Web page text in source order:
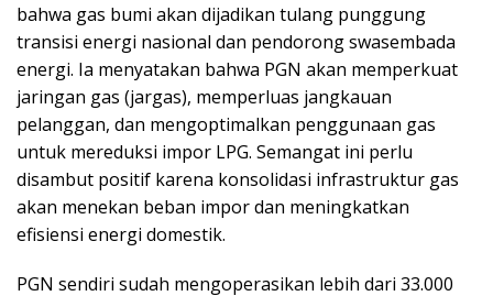
bahwa gas bumi akan dijadikan tulang punggung
transisi energi nasional dan pendorong swasembada
energi. Ia menyatakan bahwa PGN akan memperkuat
jaringan gas (jargas), memperluas jangkauan
pelanggan, dan mengoptimalkan penggunaan gas
untuk mereduksi impor LPG. Semangat ini perlu
disambut positif karena konsolidasi infrastruktur gas
akan menekan beban impor dan meningkatkan
efisiensi energi domestik.
PGN sendiri sudah mengoperasikan lebih dari 33.000